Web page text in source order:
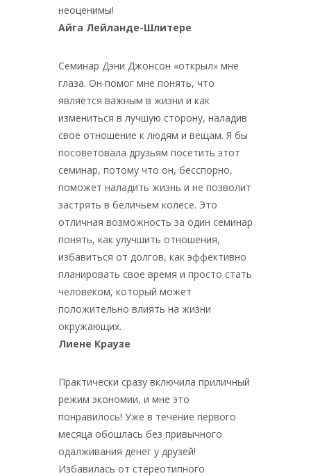
неоценимы!
Айга Лейланде-Шлитере
Семинар Дэни Джонсон «открыл» мне
глаза. Он помог мне понять, что
является важным в жизни и как
измениться в лучшую сторону, наладив
свое отношение к людям и вещам. Я бы
посоветовала друзьям посетить этот
семинар, потому что он, бесспорно,
поможет наладить жизнь и не позволит
застрять в беличьем колесе. Это
отличная возможность за один семинар
понять, как улучшить отношения,
избавиться от долгов, как эффективно
планировать свое время и просто стать
человеком, который может
положительно влиять на жизни
окружающих.
Лиене Краузе
Практически сразу включила приличный
режим экономии, и мне это
понравилось! Уже в течение первого
месяца обошлась без привычного
одалживания денег у друзей!
Избавилась от стереотипного